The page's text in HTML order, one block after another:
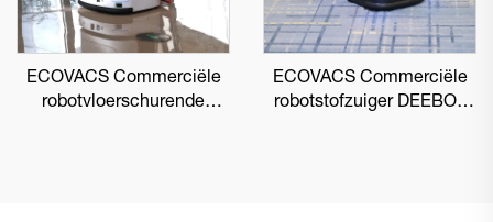
ECOVACS Commerciële
robotvloerschurende
ECOVACS Commerciële
robotstofzuiger DEEBOT